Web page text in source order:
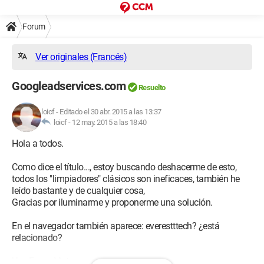
Forum
Ver originales (Francés)
Googleadservices.com Resuelto
loicf- Editado el 30 abr. 2015 a las 13:37
loicf - 12 may. 2015 a las 18:40
Hola a todos.
Como dice el título..., estoy buscando deshacerme de esto,
todos los "limpiadores" clásicos son ineficaces, también he
leído bastante y de cualquier cosa,
Gracias por iluminarme y proponerme una solución.
En el navegador también aparece: everestttech? ¿está
relacionado?